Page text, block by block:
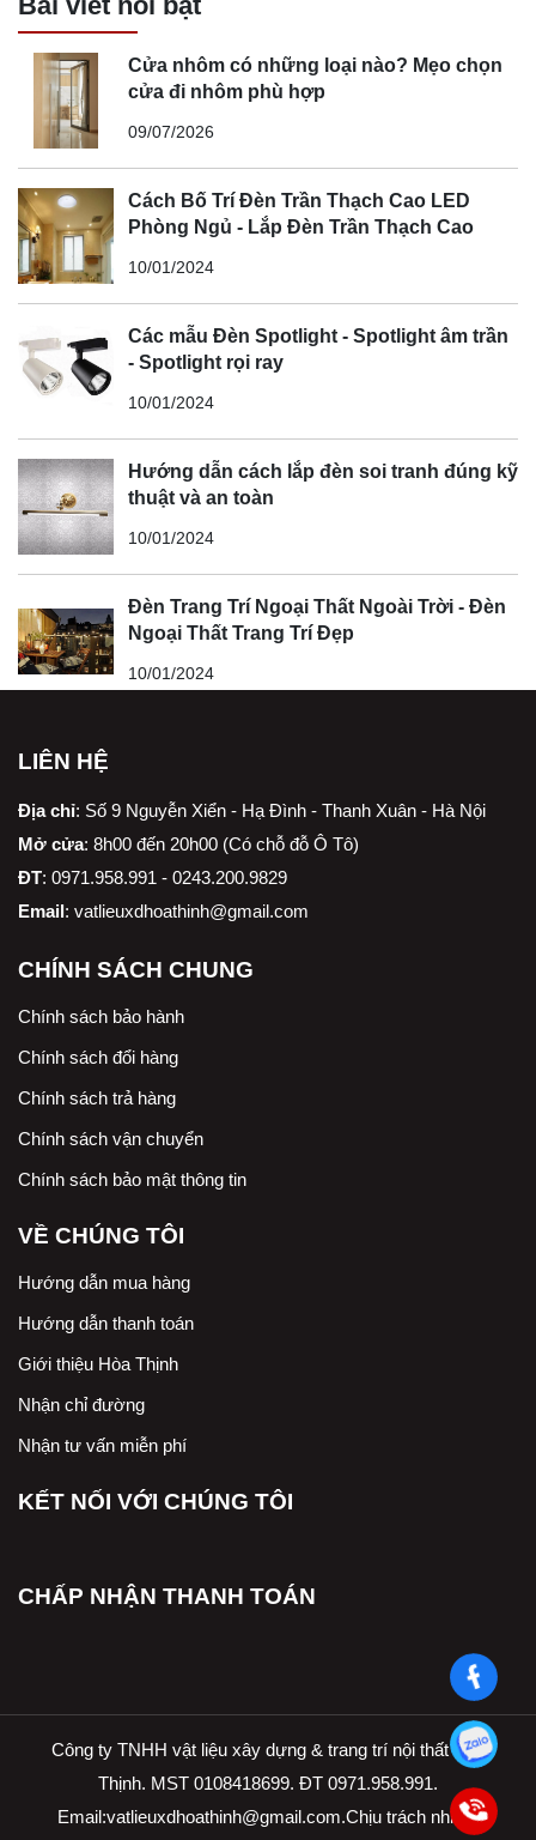
Cửa nhôm có những loại nào? Mẹo chọn
cửa đi nhôm phù hợp
09/07/2026
Cách Bố Trí Đèn Trần Thạch Cao LED
Phòng Ngủ - Lắp Đèn Trần Thạch Cao
10/01/2024
Các mẫu Đèn Spotlight - Spotlight âm trần
- Spotlight rọi ray
10/01/2024
Hướng dẫn cách lắp đèn soi tranh đúng kỹ
thuật và an toàn
10/01/2024
Đèn Trang Trí Ngoại Thất Ngoài Trời - Đèn
Ngoại Thất Trang Trí Đẹp
10/01/2024
LIÊN HỆ
Địa chỉ: Số 9 Nguyễn Xiển - Hạ Đình - Thanh Xuân - Hà Nội
Mở cửa: 8h00 đến 20h00 (Có chỗ đỗ Ô Tô)
ĐT: 0971.958.991 - 0243.200.9829
Email: vatlieuxdhoathinh@gmail.com
CHÍNH SÁCH CHUNG
Chính sách bảo hành
Chính sách đổi hàng
Chính sách trả hàng
Chính sách vận chuyển
Chính sách bảo mật thông tin
VỀ CHÚNG TÔI
Hướng dẫn mua hàng
Hướng dẫn thanh toán
Giới thiệu Hòa Thịnh
Nhận chỉ đường
Nhận tư vấn miễn phí
KẾT NỐI VỚI CHÚNG TÔI
CHẤP NHẬN THANH TOÁN
Công ty TNHH vật liệu xây dựng & trang trí nội thất Hòa
Thịnh. MST 0108418699. ĐT 0971.958.991.
Email:vatlieuxdhoathinh@gmail.com.Chịu trách nhiệm